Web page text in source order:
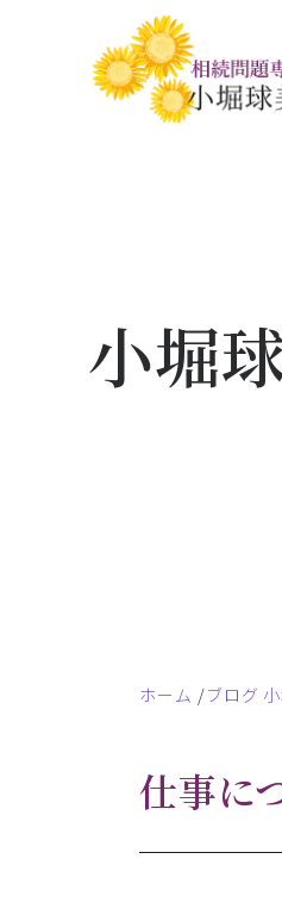
小堀
ホーム ブログ
仕事に